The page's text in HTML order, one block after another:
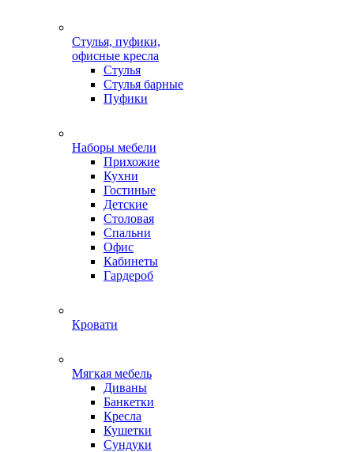
Стулья, пуфики,
офисные кресла
Стулья
Стулья барные
Пуфики
Наборы мебели
Прихожие
Кухни
Гостиные
Детские
Столовая
Спальни
Офис
Кабинеты
Гардероб
Кровати
Мягкая мебель
Диваны
Банкетки
Кресла
Кушетки
Сундуки